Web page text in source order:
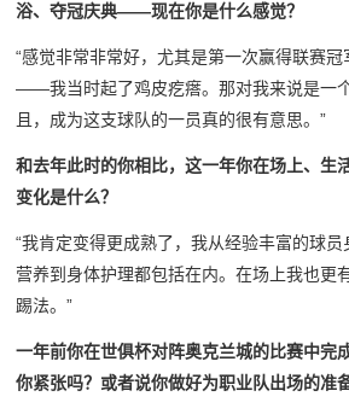
浴、夺冠庆典——现在你是什么感觉？
“感觉非常非常好，尤其是第一次赢得联赛
——我当时起了鸡皮疙瘩。那对我来说是一
且，成为这支球队的一员真的很有意思。”
和去年此时的你相比，这一年你在场上、生
变化是什么？
“我肯定变得更成熟了，我从经验丰富的球
营养到身体护理都包括在内。在场上我也更
踢法。”
一年前你在世俱杯对阵奥克兰城的比赛中完
你紧张吗？或者说你做好为职业队出场的准